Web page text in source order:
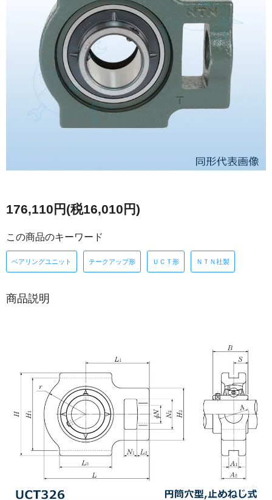
176,110円(税16,010円)
この商品のキーワード
ベアリングユニット テークアップ形 ＵＣＴ形 ＮＴＮ社製
商品説明